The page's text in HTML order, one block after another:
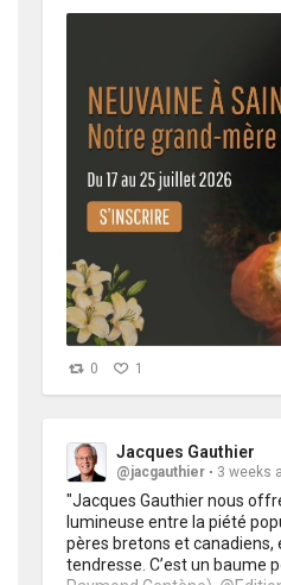
0 1
Jacques Gauthier
@jacgauthier 3 weeks
"Jacques Gauthier nous
lumineuse entre la piété
pères bretons et canadiens,
tendresse. C’est un baume